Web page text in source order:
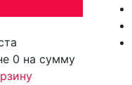
0 на сумму